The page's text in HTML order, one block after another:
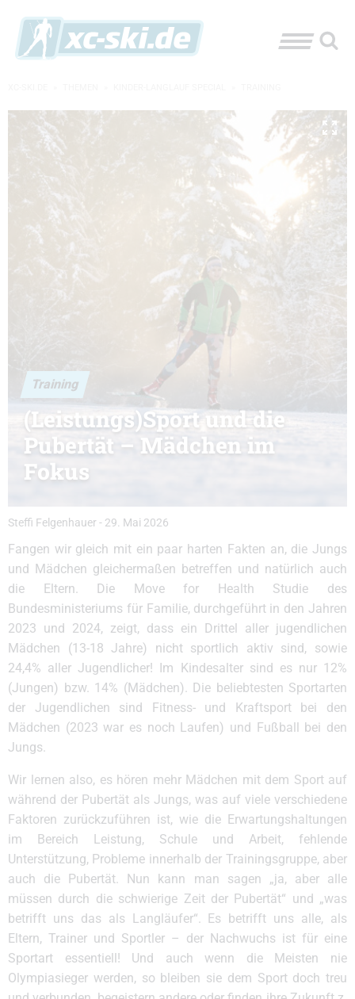
Training
(Leistungs)Sport und die
Pubertät – Mädchen im
Fokus
Steffi Felgenhauer - 29. Mai 2026
Fangen wir gleich mit ein paar harten Fakten an, die Jungs
und Mädchen gleichermaßen betreffen und natürlich auch
die Eltern. Die Move for Health Studie des
Bundesministeriums für Familie, durchgeführt in den Jahren
2023 und 2024, zeigt, dass ein Drittel aller jugendlichen
Mädchen (13-18 Jahre) nicht sportlich aktiv sind, sowie
24,4% aller Jugendlicher! Im Kindesalter sind es nur 12%
(Jungen) bzw. 14% (Mädchen). Die beliebtesten Sportarten
der Jugendlichen sind Fitness- und Kraftsport bei den
Mädchen (2023 war es noch Laufen) und Fußball bei den
Jungs.
Wir lernen also, es hören mehr Mädchen mit dem Sport auf
während der Pubertät als Jungs, was auf viele verschiedene
Faktoren zurückzuführen ist, wie die Erwartungshaltungen
im Bereich Leistung, Schule und Arbeit, fehlende
Unterstützung, Probleme innerhalb der Trainingsgruppe, aber
auch die Pubertät. Nun kann man sagen „ja, aber alle
müssen durch die schwierige Zeit der Pubertät“ und „was
betrifft uns das als Langläufer“. Es betrifft uns alle, als
Eltern, Trainer und Sportler – der Nachwuchs ist für eine
Sportart essentiell! Und auch wenn die Meisten nie
Olympiasieger werden, so bleiben sie dem Sport doch treu